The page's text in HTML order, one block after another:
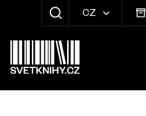
ZOBRAZIT HLEDÁNÍ
CZ